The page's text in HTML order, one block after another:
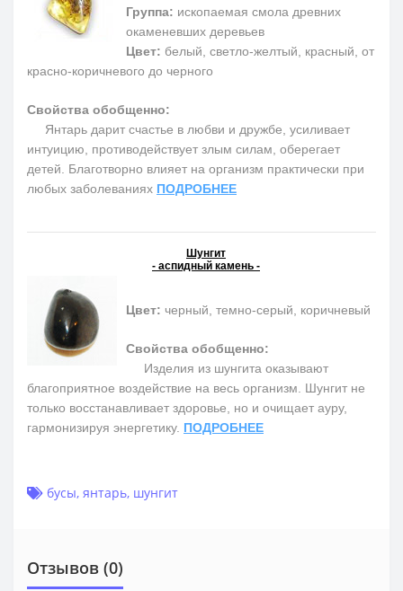
Группа: ископаемая смола древних
окаменевших деревьев
Цвет: белый, светло-желтый, красный, от
красно-коричневого до черного
Свойства обобщенно:
Янтарь дарит счастье в любви и дружбе, усиливает
интуицию, противодействует злым силам, оберегает
детей. Благотворно влияет на организм практически при
любых заболеваниях ПОДРОБНЕЕ
Шунгит
- аспидный камень -
Цвет: черный, темно-серый, коричневый
Свойства обобщенно:
Изделия из шунгита оказывают
благоприятное воздействие на весь организм. Шунгит не
только восстанавливает здоровье, но и очищает ауру,
гармонизируя энергетику. ПОДРОБНЕЕ
бусы, янтарь, шунгит
Отзывов (0)